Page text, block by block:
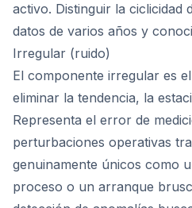
activo. Distinguir la ciclicidad
datos de varios años y
Irregular (ruido)
El componente irregular es
eliminar la tendencia, la
Representa el error de
perturbaciones operativas
genuinamente únicos como
proceso o un arranque